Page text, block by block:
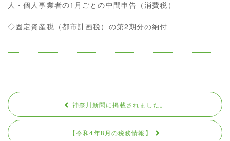
人・個人事業者の1月ごとの中間申告（消費税）
◇固定資産税（都市計画税）の第2期分の納付
神奈川新聞に掲載されました。
【令和4年8月の税務情報】